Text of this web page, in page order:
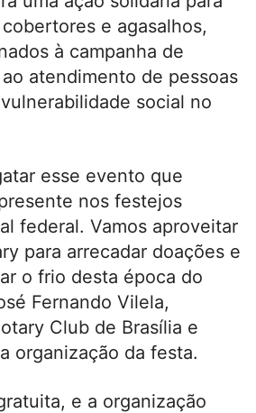
e agasalhos,
à campanha de
atendimento de pessoas
social no
esse evento que
nos festejos
federal. Vamos aproveitar
para arrecadar doações e
o frio desta época do
Fernando Vilela,
Club de Brasília e
organização da festa.
e a organização